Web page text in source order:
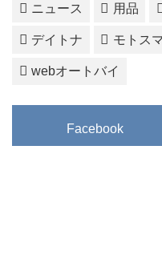
ニュース 用品
デイトナ モトス
webオートバイ
Facebook